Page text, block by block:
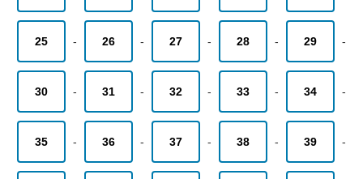
25 - 26 - 27 - 28 - 29 -
30 - 31 - 32 - 33 - 34 -
35 - 36 - 37 - 38 - 39 -